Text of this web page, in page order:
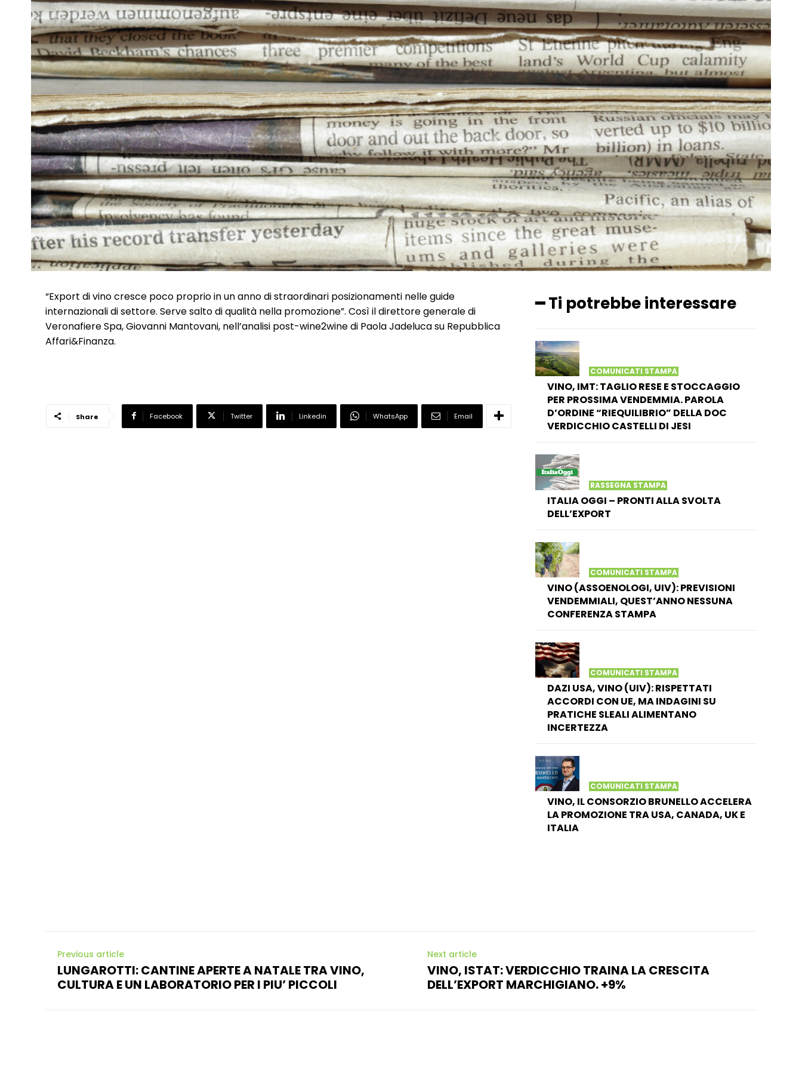
“Export di vino cresce poco proprio in un anno di straordinari posizionamenti nelle guide
internazionali di settore. Serve salto di qualità nella promozione”. Così il direttore generale di
Veronafiere Spa, Giovanni Mantovani, nell’analisi post-wine2wine di Paola Jadeluca su Repubblica
Affari&Finanza.
Share Facebook Twitter Linkedin WhatsApp Email
━ Ti potrebbe interessare
COMUNICATI STAMPA
VINO, IMT: TAGLIO RESE E STOCCAGGIO
PER PROSSIMA VENDEMMIA. PAROLA
D’ORDINE “RIEQUILIBRIO” DELLA DOC
VERDICCHIO CASTELLI DI JESI
RASSEGNA STAMPA
ITALIA OGGI – PRONTI ALLA SVOLTA
DELL’EXPORT
COMUNICATI STAMPA
VINO (ASSOENOLOGI, UIV): PREVISIONI
VENDEMMIALI, QUEST’ANNO NESSUNA
CONFERENZA STAMPA
COMUNICATI STAMPA
DAZI USA, VINO (UIV): RISPETTATI
ACCORDI CON UE, MA INDAGINI SU
PRATICHE SLEALI ALIMENTANO
INCERTEZZA
COMUNICATI STAMPA
VINO, IL CONSORZIO BRUNELLO ACCELERA
LA PROMOZIONE TRA USA, CANADA, UK E
ITALIA
Previous article
LUNGAROTTI: CANTINE APERTE A NATALE TRA VINO,
CULTURA E UN LABORATORIO PER I PIU’ PICCOLI
Next article
VINO, ISTAT: VERDICCHIO TRAINA LA CRESCITA
DELL’EXPORT MARCHIGIANO. +9%